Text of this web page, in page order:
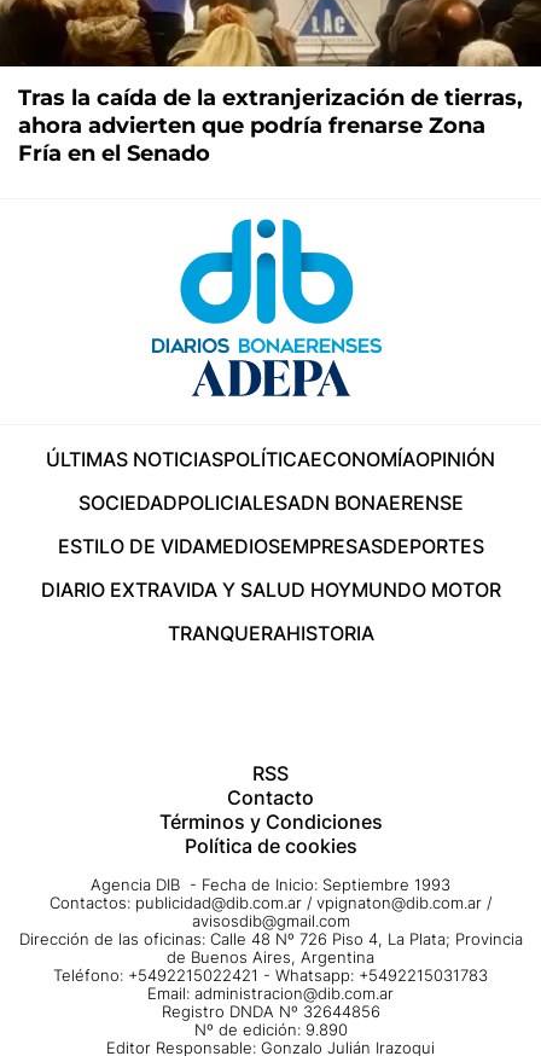
Tras la caída de la extranjerización de tierras,
ahora advierten que podría frenarse Zona
Fría en el Senado
ÚLTIMAS NOTICIASPOLÍTICAECONOMÍAOPINIÓN
SOCIEDADPOLICIALESADN BONAERENSE
ESTILO DE VIDAMEDIOSEMPRESASDEPORTES
DIARIO EXTRAVIDA Y SALUD HOYMUNDO MOTOR
TRANQUERAHISTORIA
RSS
Contacto
Términos y Condiciones
Política de cookies
Agencia DIB - Fecha de Inicio: Septiembre 1993
Contactos: publicidad@dib.com.ar / vpignaton@dib.com.ar /
avisosdib@gmail.com
Dirección de las oficinas: Calle 48 Nº 726 Piso 4, La Plata; Provincia
de Buenos Aires, Argentina
Teléfono: +5492215022421 - Whatsapp: +5492215031783
Email: administracion@dib.com.ar
Registro DNDA Nº 32644856
Nº de edición: 9.890
Editor Responsable: Gonzalo Julián Irazoqui